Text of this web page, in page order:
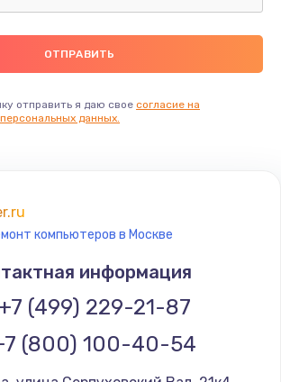
Заказать
Замена видеокарты
2045 руб.
Заказать
разъема питания
отправить я даю свое согласие на
данных.
компьютеров в Москве
информация
+7 (499) 229-21-87
(800) 100-40-54